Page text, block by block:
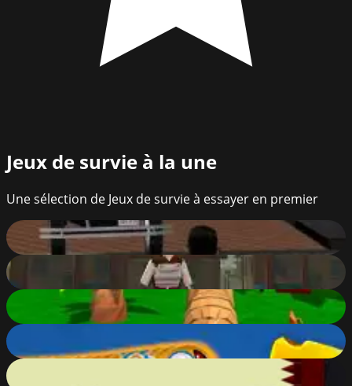
Jeux de survie à la une
Une sélection de Jeux de survie à essayer en premier
Downtown 1930s
10
Valkyrie RPG
88
Tiger Simulator 3D
87
Worms Zone
87 %
Vex 5